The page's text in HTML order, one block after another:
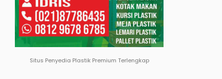
Situs Penyedia Plastik Premium Terlengkap